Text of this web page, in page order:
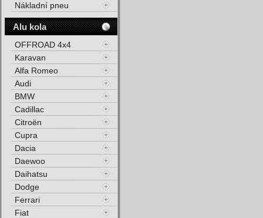
Nákladní pneu
Alu kola
OFFROAD 4x4
Karavan
Alfa Romeo
Audi
BMW
Cadillac
Citroën
Cupra
Dacia
Daewoo
Daihatsu
Dodge
Ferrari
Fiat